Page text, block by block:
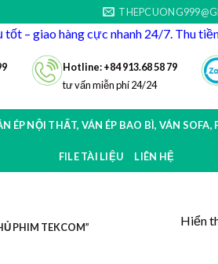
tốt – giao hàng cực nhanh 24/7. Thu
Hotline: +84 913.68 58 79
tư vấn miễn phí 24/24
ÉP NỘI THẤT, VÁN ÉP BAO BÌ, VÁN SOFA,
FILE TÀI LIỆU LIÊN HỆ
PHIM TEKCOM” Hiển